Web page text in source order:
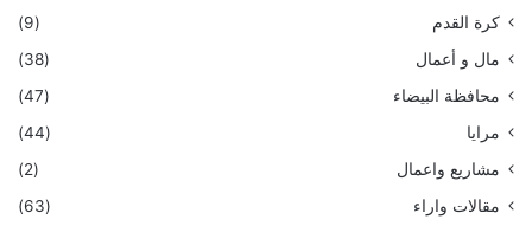
كرة القدم
(9)
مال و أعمال
(38)
محافظة البيضاء
(47)
مرايا
(44)
مشاريع واعمال
(2)
مقالات واراء
(63)